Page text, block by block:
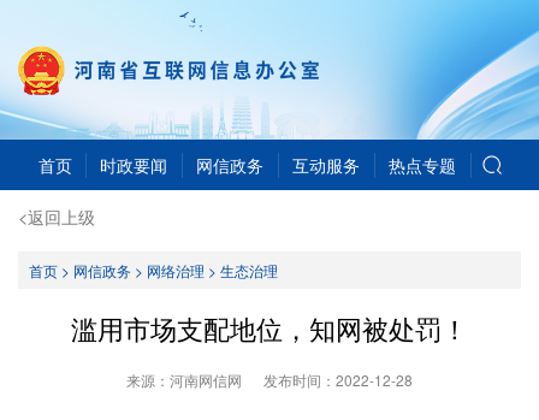
首页 时政要闻 网信政务 互动服务 热点专题
<返回上级
首页> 网信政务> 网络治理 > 生态治理
滥用市场支配地位，知网被处罚！
来源：河南网信网 发布时间： 2022-12-28